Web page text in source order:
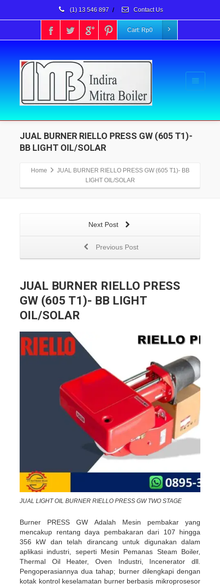
(1) 13 546 897 / Contact Us
Cart: Rp0
JUAL BURNER RIELLO PRESS GW (605 T1)-
BB LIGHT OIL/SOLAR
Home
JUAL BURNER RIELLO PRESS GW (605 T1)- BB
LIGHT OIL/SOLAR
Next Post
Previous Post
JUAL BURNER RIELLO PRESS
GW (605 T1)- BB LIGHT
OIL/SOLAR
JUAL LIGHT OIL BURNER RIELLO PRESS GW TWO STAGE
Burner PRESS GW Adalah Mesin pembakar yang
mencakup rentang daya pembakaran dari 107 hingga
356 kW dan telah dirancang untuk digunakan dalam
aplikasi industri, seperti Mesin Pemanas Steam Boiler,
Thermal Oil Heater, Oven Industri, Incenerator dll.
Pengoperasiannya dua tahap; burner dilengkapi dengan
kotak kontrol keselamatan burner berbasis mikroprosesor